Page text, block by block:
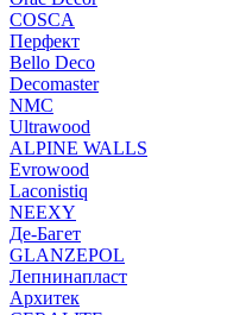
COSCA
Перфект
Bello Deco
Decomaster
NMС
Ultrawood
ALPINE WALLS
Evrowood
Laconistiq
NEEXY
Де-Багет
GLANZEPOL
Лепнинапласт
Архитек